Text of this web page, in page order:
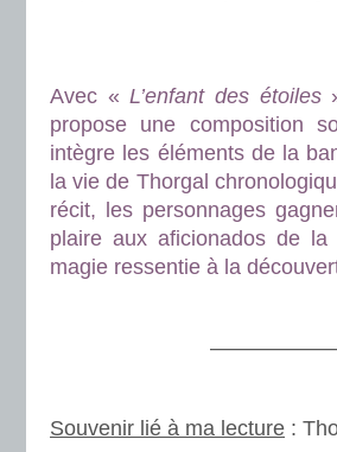
Avec «L’enfant des étoiles
propose une composition
intègre les éléments de la
la vie de Thorgal
récit, les personnages
plaire aux aficionados de
magie ressentie à la
Souvenir lié à ma lecture :